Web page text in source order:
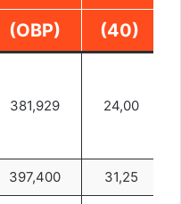
(OBP)
(40)
381,929 24,00
397,400 31,25